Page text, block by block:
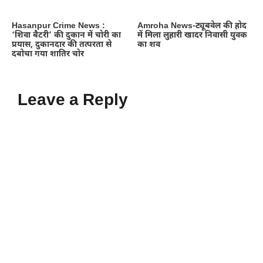
Hasanpur Crime News :
‘शिवा बैटरी’ की दुकान में चोरी का
प्रयास, दुकानदार की तत्परता से
दबोचा गया शातिर चोर
Amroha News-ट्यूबवेल की होद
में मिला लुहारी खादर निवासी युवक
का शव
Leave a Reply